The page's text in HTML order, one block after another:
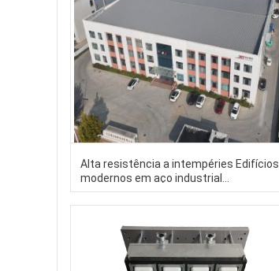
Alta resistência a intempéries Edifícios
modernos em aço industrial
Construção de aço